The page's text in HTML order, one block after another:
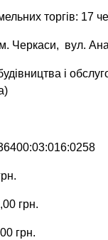
торгів: 17
Черкаси, вул.
і
грн.
грн.